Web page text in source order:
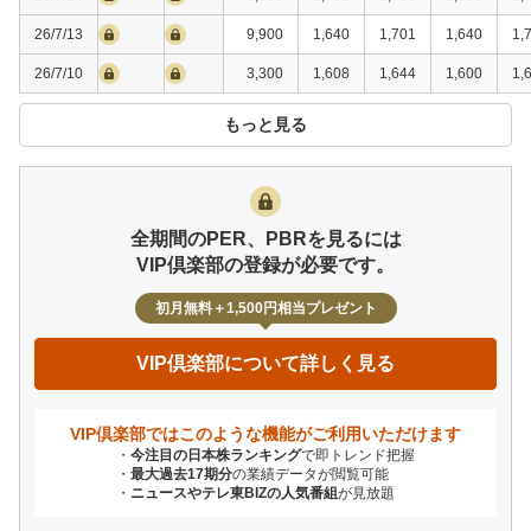
26/7/13 9,900 1,640 1,701 1,640
26/7/10 3,300 1,608 1,644 1,600
もっと見る
全期間のPER、PBRを見るには
VIP倶楽部の登録が必要です。
初月無料＋1,500円相当プレゼント
VIP倶楽部について詳しく見る
VIP倶楽部ではこのような機能がご利用いただけます
今注目の日本株ランキングで即トレンド把握
最大過去17期分の業績データが閲覧可能
ニュースやテレ東BIZの人気番組が見放題